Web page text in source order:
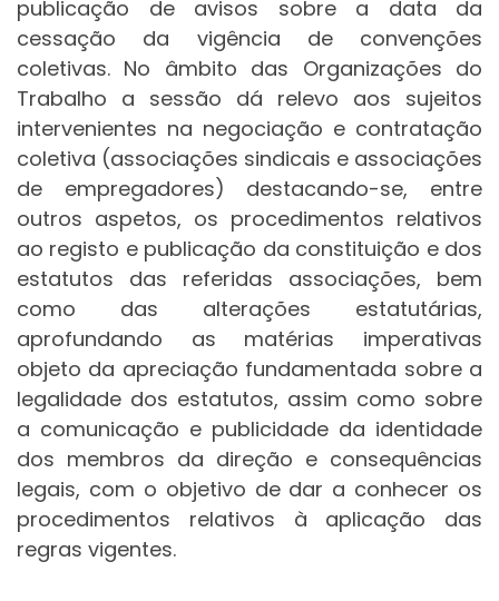
publicação de avisos sobre a data da
cessação da vigência de convenções
coletivas. No âmbito das Organizações do
Trabalho a sessão dá relevo aos sujeitos
intervenientes na negociação e contratação
coletiva (associações sindicais e associações
de empregadores) destacando-se, entre
outros aspetos, os procedimentos relativos
ao registo e publicação da constituição e dos
estatutos das referidas associações, bem
como das alterações estatutárias,
aprofundando as matérias imperativas
objeto da apreciação fundamentada sobre a
legalidade dos estatutos, assim como sobre
a comunicação e publicidade da identidade
dos membros da direção e consequências
legais, com o objetivo de dar a conhecer os
procedimentos relativos à aplicação das
regras vigentes.